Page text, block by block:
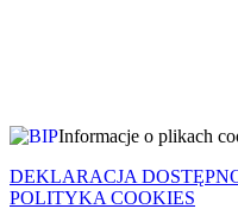
DEKLARACJA
POLITYKA COOKIES
Informacje o plikach